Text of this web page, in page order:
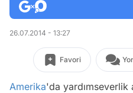
26.07.2014 - 13:27
Favori
Amerika'da yardımseverlik